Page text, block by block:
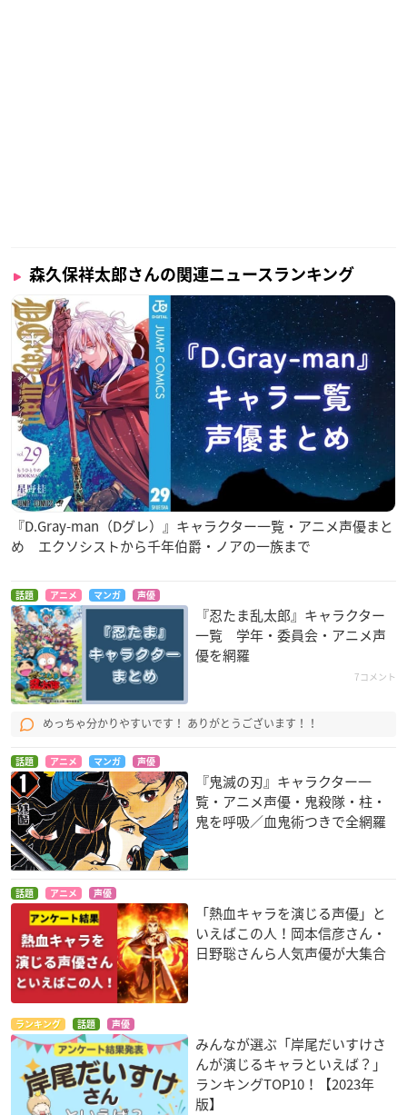
森久保祥太郎さんの関連ニュースランキング
『D.Gray-man（Dグレ）』キャラクター一覧・アニメ声優まと
め エクソシストから千年伯爵・ノアの一族まで
話題 アニメ マンガ 声優
『忍たま乱太郎』キャラクター
一覧 学年・委員会・アニメ声
優を網羅
7コメント
めっちゃ分かりやすいです！ ありがとうございます！！
話題 アニメ マンガ 声優
『鬼滅の刃』キャラクター一
覧・アニメ声優・鬼殺隊・柱・
鬼を呼吸／血鬼術つきで全網羅
話題 アニメ 声優
「熱血キャラを演じる声優」と
いえばこの人！岡本信彦さん・
日野聡さんら人気声優が大集合
ランキング 話題 声優
みんなが選ぶ「岸尾だいすけさ
んが演じるキャラといえば？」
ランキングTOP10！【2023年
版】